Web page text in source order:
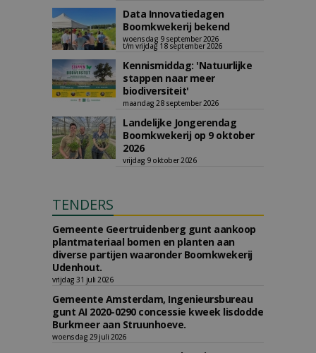
Data Innovatiedagen
Boomkwekerij bekend
woensdag 9 september 2026
t/m vrijdag 18 september 2026
Kennismiddag: 'Natuurlijke
stappen naar meer
biodiversiteit'
maandag 28 september 2026
Landelijke Jongerendag
Boomkwekerij op 9 oktober
2026
vrijdag 9 oktober 2026
TENDERS
Gemeente Geertruidenberg gunt aankoop
plantmateriaal bomen en planten aan
diverse partijen waaronder Boomkwekerij
Udenhout.
vrijdag 31 juli 2026
Gemeente Amsterdam, Ingenieursbureau
gunt AI 2020-0290 concessie kweek lisdodde
Burkmeer aan Struunhoeve.
woensdag 29 juli 2026